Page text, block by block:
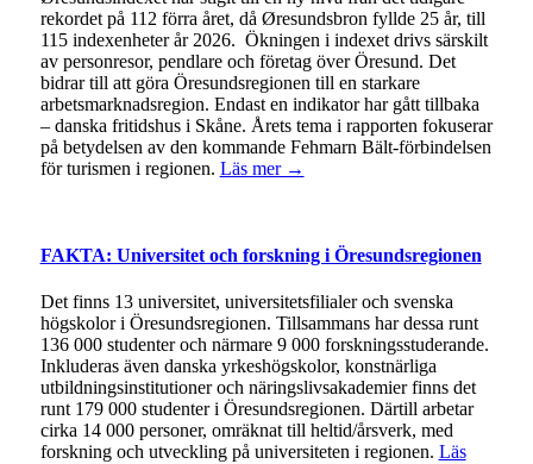
rekordet på 112 förra året, då Øresundsbron fyllde 25 år, till
115 indexenheter år 2026. Ökningen i indexet drivs särskilt
av personresor, pendlare och företag över Öresund. Det
bidrar till att göra Öresundsregionen till en starkare
arbetsmarknadsregion. Endast en indikator har gått tillbaka
– danska fritidshus i Skåne. Årets tema i rapporten fokuserar
på betydelsen av den kommande Fehmarn Bält-förbindelsen
för turismen i regionen. Läs mer →
FAKTA: Universitet och forskning i Öresundsregionen
Det finns 13 universitet, universitetsfilialer och svenska
högskolor i Öresundsregionen. Tillsammans har dessa runt
136 000 studenter och närmare 9 000 forskningsstuderande.
Inkluderas även danska yrkeshögskolor, konstnärliga
utbildningsinstitutioner och näringslivsakademier finns det
runt 179 000 studenter i Öresundsregionen. Därtill arbetar
cirka 14 000 personer, omräknat till heltid/årsverk, med
forskning och utveckling på universiteten i regionen. Läs